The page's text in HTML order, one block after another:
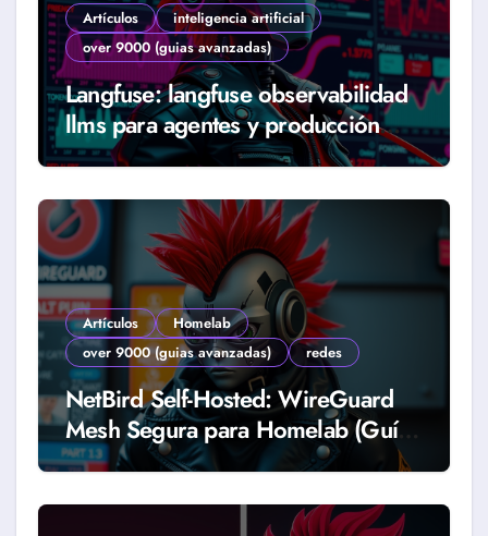
Artículos
inteligencia artificial
over 9000 (guias avanzadas)
Langfuse: langfuse observabilidad
llms para agentes y producción
real (Guía 2026)
Artículos
Homelab
over 9000 (guias avanzadas)
redes
NetBird Self-Hosted: WireGuard
Mesh Segura para Homelab (Guía
2026)